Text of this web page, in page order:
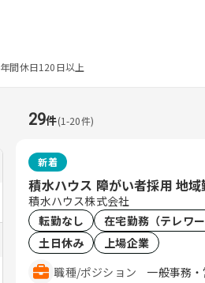
年間休日120日以上
29件(1-20件)
新着
積水ハウス 障がい者採用 地域
積水ハウス株式会社
転勤なし
在宅勤務（テレワ
土日休み
上場企業
職種/ポジション
一般事務